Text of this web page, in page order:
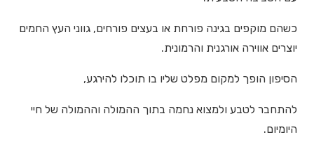
כשהם מוקפים בגינה פורחת או בעצים פורחים, גווני העץ החמים
יוצרים אווירה אורגנית והרמונית.
הסיפון הופך למקום מפלט שליו בו תוכלו להירגע,
להתחבר לטבע ולמצוא נחמה בתוך ההמולה וההמולה של חיי
היומיום.